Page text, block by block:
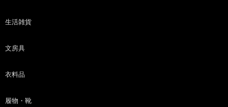
生活雑貨
文房具
衣料品
履物・靴